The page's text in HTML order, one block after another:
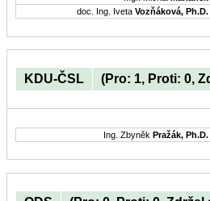
doc. Ing. Iveta Vozňáková, Ph.D.
KDU-ČSL (Pro: 1, Proti: 0,
Ing. Zbyněk Pražák, Ph.D.